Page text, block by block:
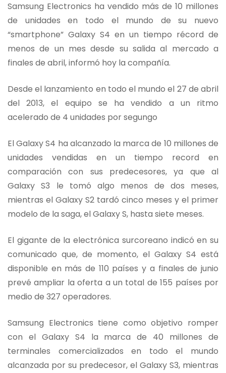
Samsung Electronics ha vendido más de 10 millones
de unidades en todo el mundo de su nuevo
“smartphone” Galaxy S4 en un tiempo récord de
menos de un mes desde su salida al mercado a
finales de abril, informó hoy la compañía.
Desde el lanzamiento en todo el mundo el 27 de abril
del 2013, el equipo se ha vendido a un ritmo
acelerado de 4 unidades por segungo
El Galaxy S4 ha alcanzado la marca de 10 millones de
unidades vendidas en un tiempo record en
comparación con sus predecesores, ya que al
Galaxy S3 le tomó algo menos de dos meses,
mientras el Galaxy S2 tardó cinco meses y el primer
modelo de la saga, el Galaxy S, hasta siete meses.
El gigante de la electrónica surcoreano indicó en su
comunicado que, de momento, el Galaxy S4 está
disponible en más de 110 países y a finales de junio
prevé ampliar la oferta a un total de 155 países por
medio de 327 operadores.
Samsung Electronics tiene como objetivo romper
con el Galaxy S4 la marca de 40 millones de
terminales comercializados en todo el mundo
alcanzada por su predecesor, el Galaxy S3, mientras